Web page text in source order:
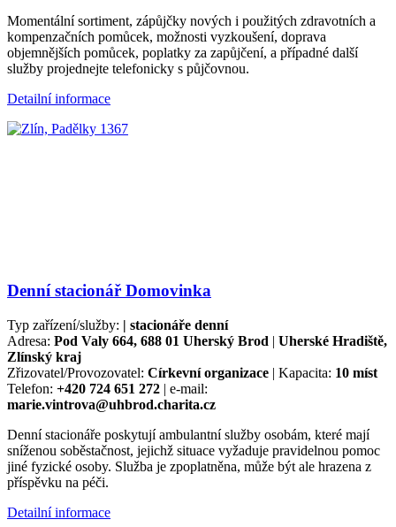
Momentální sortiment, zápůjčky nových i použitých zdravotních a
kompenzačních pomůcek, možnosti vyzkoušení, doprava
objemnějších pomůcek, poplatky za zapůjčení, a případné další
služby projednejte telefonicky s půjčovnou.
Detailní informace
Denní stacionář Domovinka
Typ zařízení/služby: | stacionáře denní
Adresa: Pod Valy 664, 688 01 Uherský Brod | Uherské Hradiště,
Zlínský kraj
Zřizovatel/Provozovatel: Církevní organizace | Kapacita: 10 míst
Telefon: +420 724 651 272 | e-mail:
marie.vintrova@uhbrod.charita.cz
Denní stacionáře poskytují ambulantní služby osobám, které mají
sníženou soběstačnost, jejichž situace vyžaduje pravidelnou pomoc
jiné fyzické osoby. Služba je zpoplatněna, může být ale hrazena z
příspěvku na péči.
Detailní informace